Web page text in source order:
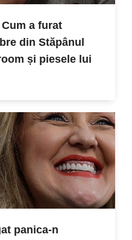
a furat
din Stăpânul
și piesele lui
panica-n